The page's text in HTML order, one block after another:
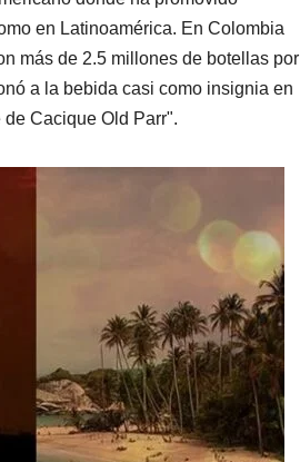
en Latinoamérica. En Colombia
más de 2.5 millones de botellas por
a la bebida casi como insignia en
Cacique Old Parr".